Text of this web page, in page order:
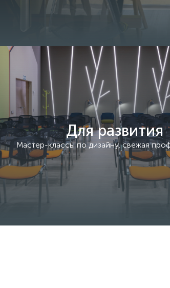
Для развития